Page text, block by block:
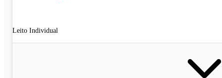
Leito Individual